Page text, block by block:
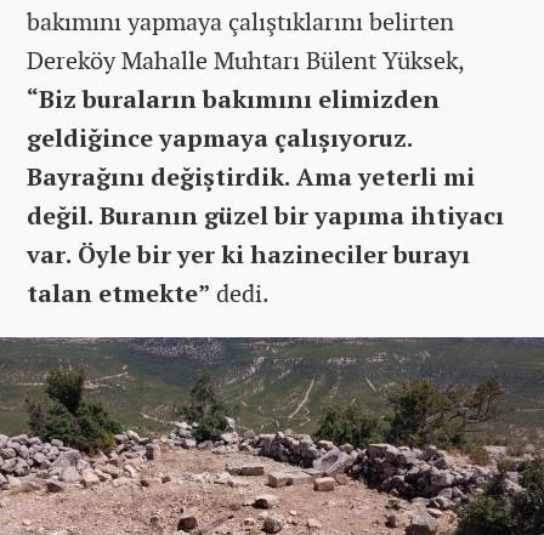
bakımını yapmaya çalıştıklarını belirten
Dereköy Mahalle Muhtarı Bülent Yüksek,
“Biz buraların bakımını elimizden
geldiğince yapmaya çalışıyoruz.
Bayrağını değiştirdik. Ama yeterli mi
değil. Buranın güzel bir yapıma ihtiyacı
var. Öyle bir yer ki hazineciler burayı
talan etmekte” dedi.